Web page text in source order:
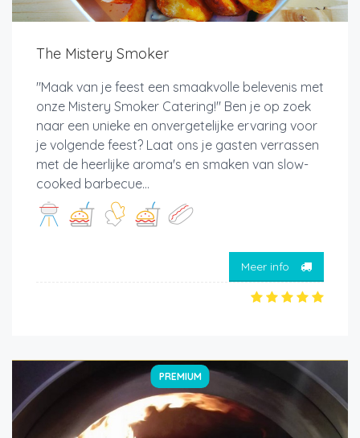
The Mistery Smoker
"Maak van je feest een smaakvolle belevenis met
onze Mistery Smoker Catering!" Ben je op zoek
naar een unieke en onvergetelijke ervaring voor
je volgende feest? Laat ons je gasten verrassen
met de heerlijke aroma's en smaken van slow-
cooked barbecue...
Meer info
PREMIUM